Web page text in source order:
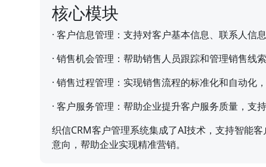
核心模块
·客户信息管理：支持对客户基本信息、联系人信
·销售机会管理：帮助销售人员跟踪和管理销售线
·销售过程管理：实现销售流程的标准化和自动化
·客户服务管理：帮助企业提升客户服务质量，支
织信CRM客户管理系统集成了AI技术，支持智能
意向，帮助企业实现精准营销。